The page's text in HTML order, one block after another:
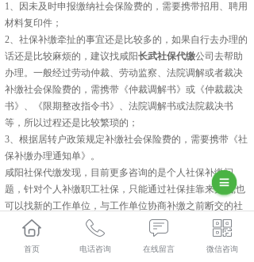
1、因未及时申报缴纳社会保险费的，需要携带招用、聘用
材料复印件；
2、社保补缴牵扯的事宜还是比较多的，如果自行去办理的
话还是比较麻烦的，建议找咸阳长武社保代缴公司去帮助
办理。一般经过劳动仲裁、劳动监察、法院调解或者裁决
补缴社会保险费的，需携带《仲裁调解书》或《仲裁裁决
书》、《限期整改指令书》、法院调解书或法院裁决书
等，所以过程还是比较繁琐的；
3、根据居转户政策规定补缴社会保险费的，需要携带《社
保补缴办理通知单》。
咸阳社保代缴发现，目前更多咨询的是个人社保补缴问
题，针对个人补缴职工社保，只能通过社保挂靠来完成;也
可以找新的工作单位，与工作单位协商补缴之前断交的社
保，具体根据自己的实际情况来决定。
长武人力资源外包多少钱？长武劳务派遣报价？长武劳务
外包好不好？陕西金伯乐人力资源有限公司专业长武人力
首页 电话咨询 在线留言 微信咨询